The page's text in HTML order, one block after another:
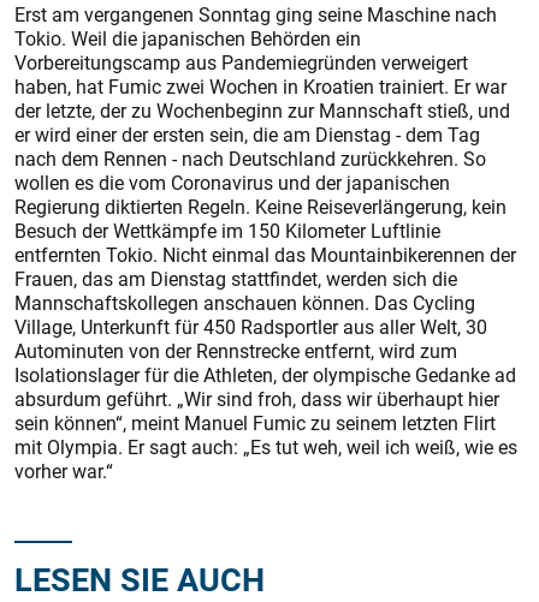
Erst am vergangenen Sonntag ging seine Maschine nach
Tokio. Weil die japanischen Behörden ein
Vorbereitungscamp aus Pandemiegründen verweigert
haben, hat Fumic zwei Wochen in Kroatien trainiert. Er war
der letzte, der zu Wochenbeginn zur Mannschaft stieß, und
er wird einer der ersten sein, die am Dienstag - dem Tag
nach dem Rennen - nach Deutschland zurückkehren. So
wollen es die vom Coronavirus und der japanischen
Regierung diktierten Regeln. Keine Reiseverlängerung, kein
Besuch der Wettkämpfe im 150 Kilometer Luftlinie
entfernten Tokio. Nicht einmal das Mountainbikerennen der
Frauen, das am Dienstag stattfindet, werden sich die
Mannschaftskollegen anschauen können. Das Cycling
Village, Unterkunft für 450 Radsportler aus aller Welt, 30
Autominuten von der Rennstrecke entfernt, wird zum
Isolationslager für die Athleten, der olympische Gedanke ad
absurdum geführt. „Wir sind froh, dass wir überhaupt hier
sein können“, meint Manuel Fumic zu seinem letzten Flirt
mit Olympia. Er sagt auch: „Es tut weh, weil ich weiß, wie es
vorher war.“
LESEN SIE AUCH